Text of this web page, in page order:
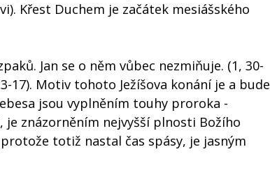
Křest Duchem je začátek mesiášského
Jan se o něm vůbec nezmiňuje. (1, 30-
17). Motiv tohoto Ježíšova konání je a bude
jsou vyplněním touhy proroka -
je znázorněním nejvyšší plnosti Božího
totiž nastal čas spásy, je jasným